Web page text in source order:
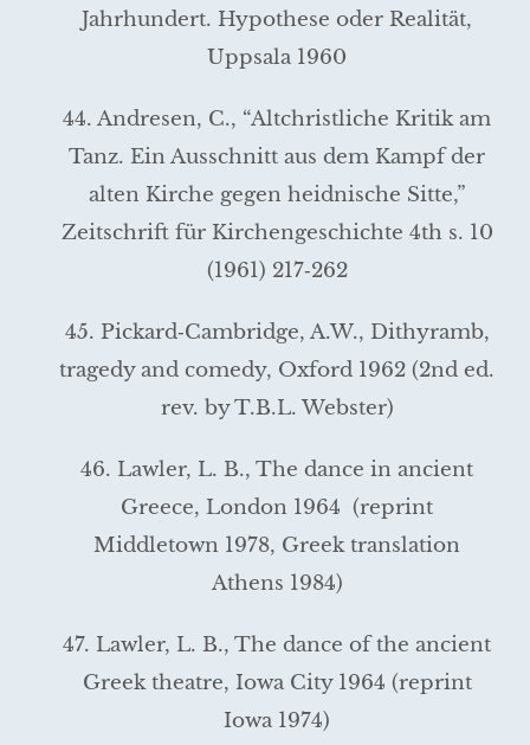
Jahrhundert. Hypothese oder Realität,
Uppsala 1960
44. Andresen, C., “Altchristliche Kritik am
Tanz. Ein Ausschnitt aus dem Kampf der
alten Kirche gegen heidnische Sitte,”
Zeitschrift für Kirchengeschichte 4th s. 10
(1961) 217‑262
45. Pickard‑Cambridge, A.W., Dithyramb,
tragedy and comedy, Ox­ford 1962 (2nd ed.
rev. by T.B.L. Webster)
46. Lawler, L. B., The dance in ancient
Greece, London 1964 (reprint
Middletown 1978, Greek translation
Athens 1984)
47. Lawler, L. B., The dance of the ancient
Greek theatre, Iowa City 1964 (reprint
Iowa 1974)